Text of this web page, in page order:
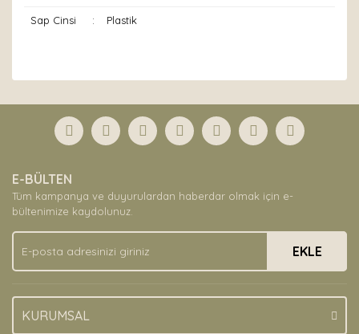
Sap Cinsi : Plastik
Yorum Yaz
formunu kullanarak tarafımıza iletebilirsiniz.
Görüş ve önerileriniz için teşekkür ederiz.
Ürün açıklamasında eksik bilgiler bulunuyor.
Ürün bilgilerinde hatalar bulunuyor.
Ürün fiyatı diğer sitelerden daha pahalı.
Bu ürüne benzer farklı alternatifler olmalı.
E-BÜLTEN
Tüm kampanya ve duyurulardan haberdar olmak için e-
bültenimize kaydolunuz.
EKLE
KURUMSAL